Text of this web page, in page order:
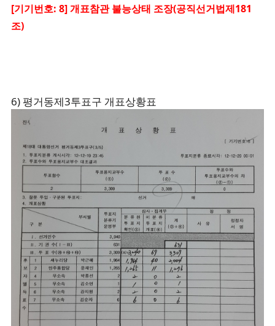
[기기번호: 8] 개표참관 불능상태 조장(공직선거법제181
조)
6) 평거동제3투표구 개표상황표